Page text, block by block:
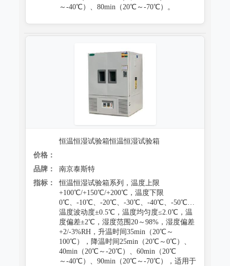
～-40℃）、80min（20℃～-70℃）。
恒温恒湿试验箱恒温恒湿试验箱
价格：
品牌：
南京泰斯特
指标：
恒温恒湿试验箱系列，温度上限
+100℃/+150℃/+200℃，温度下限
0℃、-10℃、-20℃、-30℃、-40℃、-50℃、-60℃、-
温度波动度±0.5℃，温度均匀度≤2.0℃，温
度偏差±2℃，湿度范围20～98%，湿度偏差
+2/-3%RH，升温时间35min（20℃～
100℃），降温时间25min（20℃～0℃）、
40min（20℃～-20℃）、60min（20℃
～-40℃）、90min（20℃～-70℃），适用于